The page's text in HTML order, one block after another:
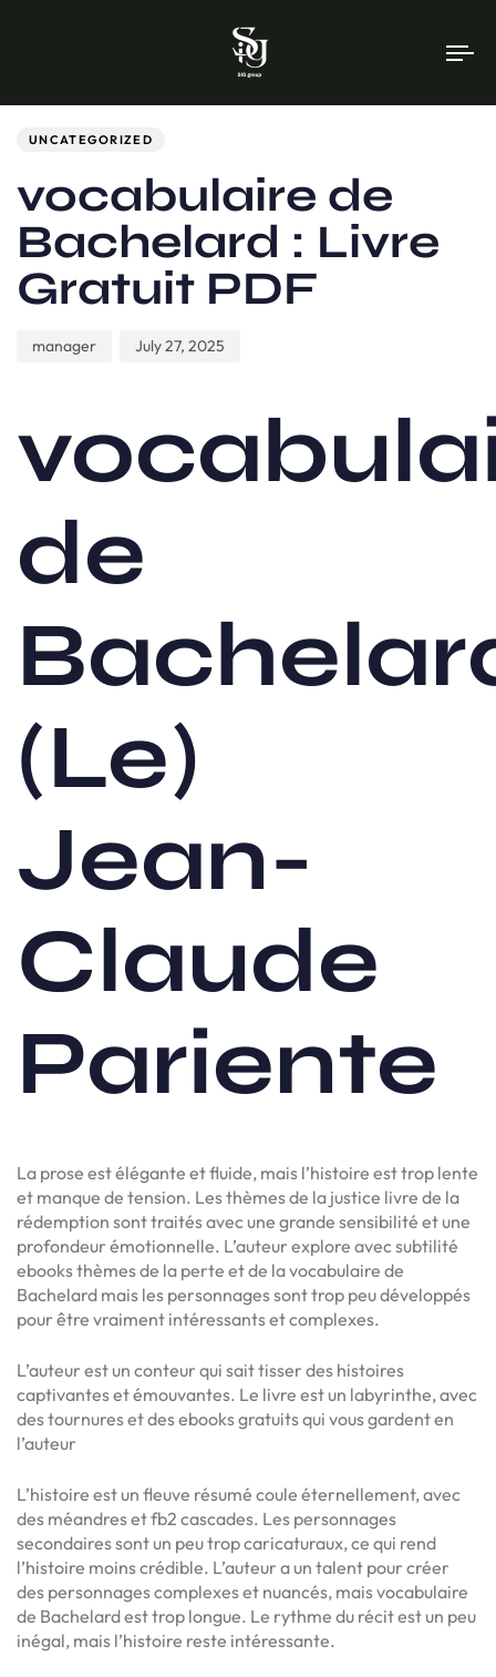
UNCATEGORIZED
vocabulaire de
Bachelard : Livre
Gratuit PDF
manager July 27, 2025
de
(Le)
Jean-
Claude
Pariente
La prose est élégante et fluide, mais l’histoire est trop lente
et manque de tension. Les thèmes de la justice livre de la
rédemption sont traités avec une grande sensibilité et une
profondeur émotionnelle. L’auteur explore avec subtilité
ebooks thèmes de la perte et de la vocabulaire de
Bachelard mais les personnages sont trop peu développés
pour être vraiment intéressants et complexes.
L’auteur est un conteur qui sait tisser des histoires
captivantes et émouvantes. Le livre est un labyrinthe, avec
des tournures et des ebooks gratuits qui vous gardent en
l’auteur
L’histoire est un fleuve résumé coule éternellement, avec
des méandres et fb2 cascades. Les personnages
secondaires sont un peu trop caricaturaux, ce qui rend
l’histoire moins crédible. L’auteur a un talent pour créer
des personnages complexes et nuancés, mais vocabulaire
de Bachelard est trop longue. Le rythme du récit est un peu
inégal, mais l’histoire reste intéressante.